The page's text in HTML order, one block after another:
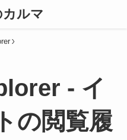
ルマ
- イ
の閲覧履